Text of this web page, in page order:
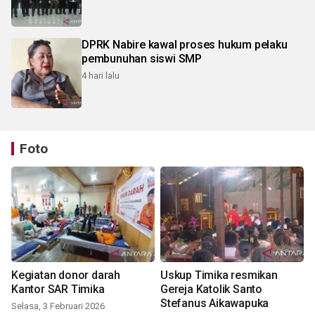
DPRK Nabire kawal proses hukum pelaku
pembunuhan siswi SMP
4 hari lalu
Foto
Kegiatan donor darah
Kantor SAR Timika
Selasa, 3 Februari 2026
Uskup Timika resmikan
Gereja Katolik Santo
Stefanus Aikawapuka